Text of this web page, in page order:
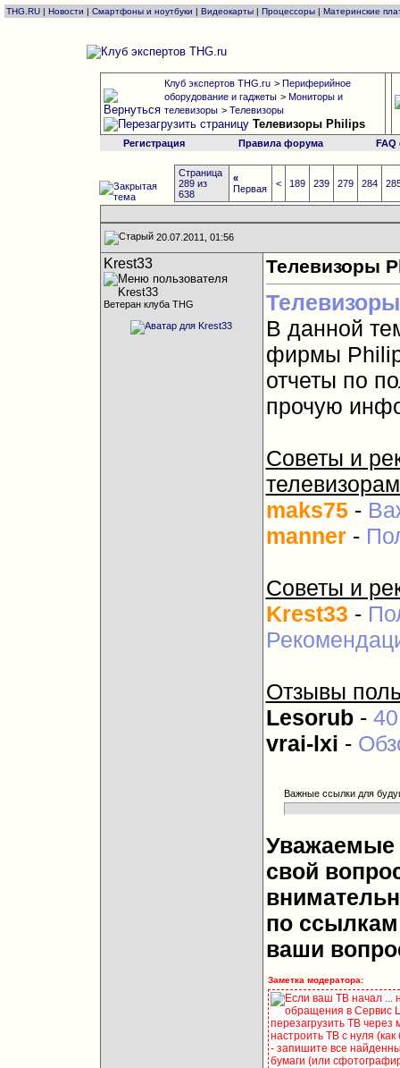
THG.RU | Новости | Смартфоны и ноутбуки | Видеокарты | Процессоры | Материнские
Клуб экспертов THG.ru > Периферийное
оборудование и гаджеты > Мониторы и
телевизоры > Телевизоры
Телевизоры Philips
Регистрация Правила форума
Страница
289 из
638
«
Первая
< 189 239 279 284
20.07.2011, 01:56
Krest33
Ветеран клуба THG
Телевизоры
В данной
фирмы
отчеты по
прочую
Советы и
maks75-
manner-
Советы и
Krest33 -
Отзывы
Lesorub-
vrai-lxi -
Важные ссылки для
Уважаемые
свой
по ссылкам
ваши
Заметка модератора:
Если ваш ТВ начал ...
обращения в Сервис
перезагрузить ТВ
настроить ТВ с нуля
- запишите все
бумаги (или